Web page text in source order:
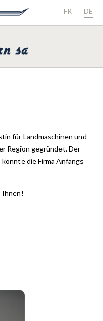
FR DE
für Landmaschinen und
Region gegründet. Der
die Firma Anfangs
Ihnen!